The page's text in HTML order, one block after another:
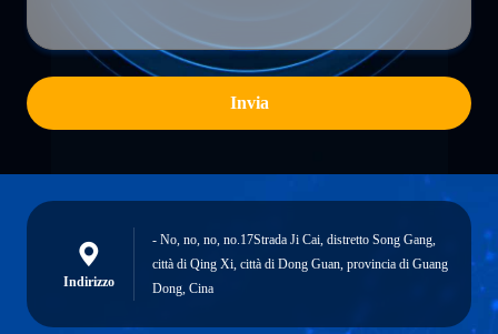
Invia
Indirizzo
- No, no, no, no.17Strada Ji Cai, distretto Song Gang,
città di Qing Xi, città di Dong Guan, provincia di Guang
Dong, Cina